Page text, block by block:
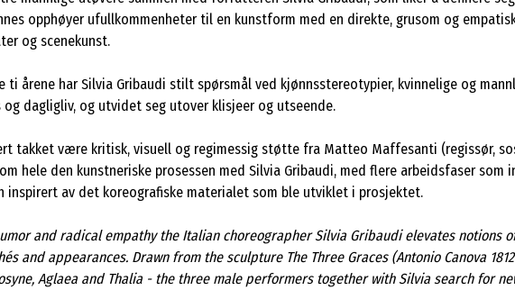
opphøyer ufullkommenheter til en kunstform med en direkte, grusom og
og scenekunst.
ti årene har Silvia Gribaudi stilt spørsmål ved kjønnsstereotypier, kvinnelige og
dagligliv, og utvidet seg utover klisjeer og utseende.
takket være kritisk, visuell og regimessig støtte fra Matteo Maffesanti (regissør,
hele den kunstneriske prosessen med Silvia Gribaudi, med flere arbeidsfaser som
inspirert av det koreografiske materialet som ble utviklet i prosjektet.
and radical empathy the Italian choreographer Silvia Gribaudi elevates notions
and appearances. Drawn from the sculpture The Three Graces (Antonio Canova
Aglaea and Thalia - the three male performers together with Silvia search for